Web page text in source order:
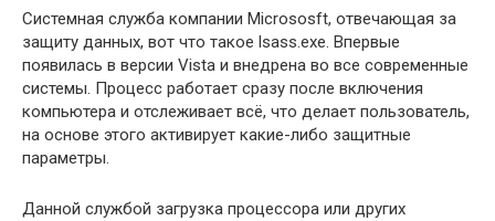
Системная служба компании Micrososft, отвечающая за
защиту данных, вот что такое lsass.exe. Впервые
появилась в версии Vista и внедрена во все современные
системы. Процесс работает сразу после включения
компьютера и отслеживает всё, что делает пользователь,
на основе этого активирует какие-либо защитные
параметры.
Данной службой загрузка процессора или других